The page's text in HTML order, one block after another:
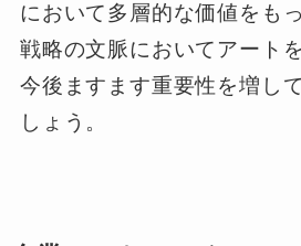
において多層的な価値をも
戦略の文脈においてアート
今後ますます重要性を増し
しょう。